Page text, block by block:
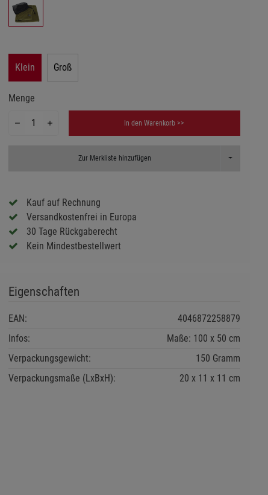
Klein Groß
Menge
In den Warenkorb >>
Zur Merkliste hinzufügen Toggle
Kauf auf Rechnung
Versandkostenfrei in Europa
30 Tage Rückgaberecht
Kein Mindestbestellwert
Eigenschaften
EAN:
4046872258879
Infos:
Maße: 100 x 50 cm
Verpackungsgewicht:
150 Gramm
Verpackungsmaße (LxBxH):
20 11 11 cm